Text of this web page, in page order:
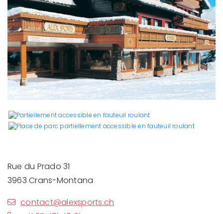
Rue du Prado 31
3963 Crans-Montana
contact@alexsports.ch